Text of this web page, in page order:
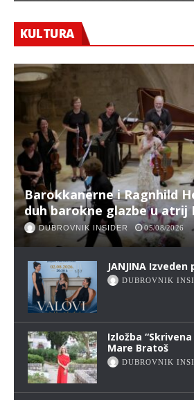
KULTURA
Barokkanerne i Ragnhild
duh barokne glazbe u atrij
DUBROVNIK INSIDER 05/08/2026
JANJINA
DUBROVNIK
Izložba
Mare Bratoš
DUBROVNIK